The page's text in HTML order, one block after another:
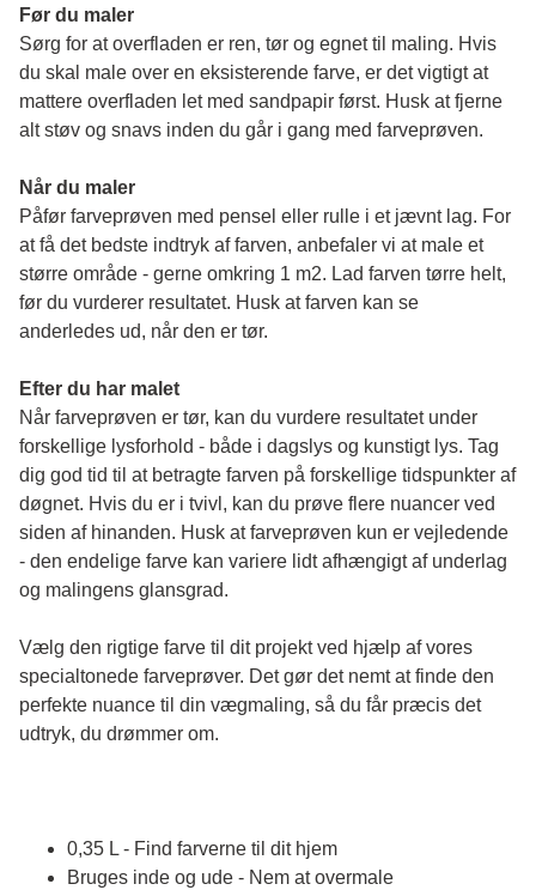
Før du maler
Sørg for at overfladen er ren, tør og egnet til maling. Hvis
du skal male over en eksisterende farve, er det vigtigt at
mattere overfladen let med sandpapir først. Husk at fjerne
alt støv og snavs inden du går i gang med farveprøven.
Når du maler
Påfør farveprøven med pensel eller rulle i et jævnt lag. For
at få det bedste indtryk af farven, anbefaler vi at male et
større område - gerne omkring 1 m2. Lad farven tørre helt,
før du vurderer resultatet. Husk at farven kan se
anderledes ud, når den er tør.
Efter du har malet
Når farveprøven er tør, kan du vurdere resultatet under
forskellige lysforhold - både i dagslys og kunstigt lys. Tag
dig god tid til at betragte farven på forskellige tidspunkter af
døgnet. Hvis du er i tvivl, kan du prøve flere nuancer ved
siden af hinanden. Husk at farveprøven kun er vejledende
- den endelige farve kan variere lidt afhængigt af underlag
og malingens glansgrad.
Vælg den rigtige farve til dit projekt ved hjælp af vores
specialtonede farveprøver. Det gør det nemt at finde den
perfekte nuance til din vægmaling, så du får præcis det
udtryk, du drømmer om.
0,35 L - Find farverne til dit hjem
Bruges inde og ude - Nem at overmale